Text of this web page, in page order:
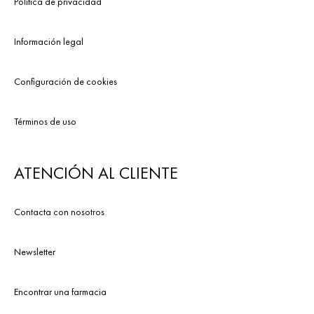
Información legal
Configuración de cookies
Términos de uso
ATENCIÓN AL CLIENTE
Contacta con nosotros
Newsletter
Encontrar una farmacia